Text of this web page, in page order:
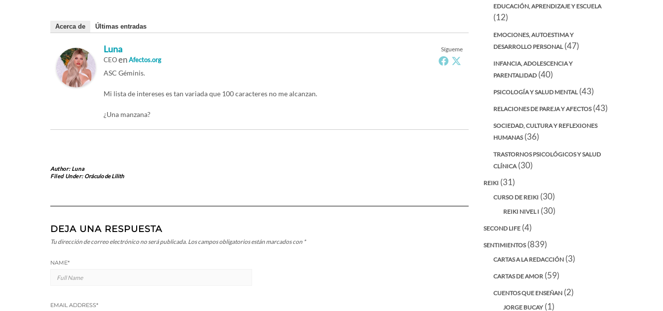
Acerca de Últimas entradas
Sígueme
Luna
CEOenAfectos.org
ASC Géminis.
Mi lista de intereses es tan variada que 100 caracteres no me alcanzan.
¿Una manzana?
Author: Luna
Filed Under: Oráculo de Lilith
DEJA UNA RESPUESTA
Tu dirección de correo electrónico no será publicada. Los campos obligatorios están marcados con *
NAME*
EMAIL ADDRESS*
EDUCACIÓN, APRENDIZAJE Y ESCUELA
(12)
EMOCIONES, AUTOESTIMA Y
DESARROLLO PERSONAL(47)
INFANCIA, ADOLESCENCIA Y
PARENTALIDAD(40)
PSICOLOGÍA Y SALUD MENTAL(43)
RELACIONES DE PAREJA Y AFECTOS(43)
SOCIEDAD, CULTURA Y REFLEXIONES
HUMANAS(36)
TRASTORNOS PSICOLÓGICOS Y SALUD
CLÍNICA(30)
REIKI (31)
CURSO DE REIKI (30)
REIKI NIVEL I (30)
SECOND LIFE(4)
SENTIMIENTOS(839)
CARTAS A LA REDACCIÓN(3)
CARTAS DE AMOR(59)
CUENTOS QUE ENSEÑAN(2)
JORGE BUCAY(1)